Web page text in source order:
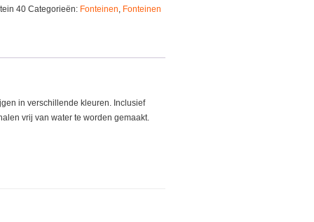
40 Categorieën: Fonteinen, Fonteinen
in verschillende kleuren. Inclusief
vrij van water te worden gemaakt.